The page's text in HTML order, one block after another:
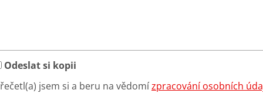
Odeslat si kopii
jsem si a beru na vědomízpracování osobních